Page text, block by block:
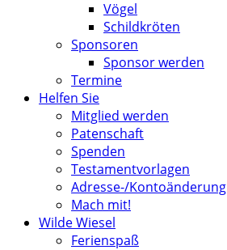
Vögel
Schildkröten
Sponsoren
Sponsor werden
Termine
Helfen Sie
Mitglied werden
Patenschaft
Spenden
Testamentvorlagen
Adresse-/Kontoänderung
Mach mit!
Wilde Wiesel
Ferienspaß